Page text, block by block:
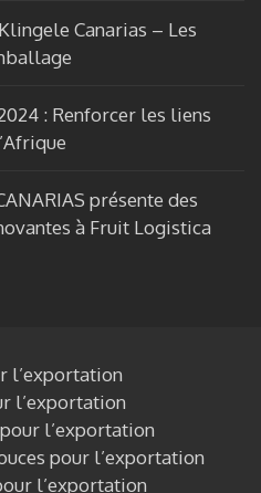
Canarias – Les
: Renforcer les liens
présente des
à Fruit Logistica
l’exportation
l’exportation
l’exportation
pour l’exportation
l’exportation